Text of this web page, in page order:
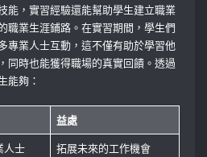
能，實習經驗還能幫助學生建立職業
職業生涯鋪路。在實習期間，學生們
專業人士互動，這不僅有助於學習他
同時也能獲得職場的真實回饋。透過
能夠：
益處
人士
拓展未來的工作機會